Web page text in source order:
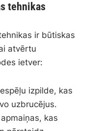
tehnikas
ir būtiskas
atvērtu
ietver:
izpilde, kas
uzbrucējus.
kas